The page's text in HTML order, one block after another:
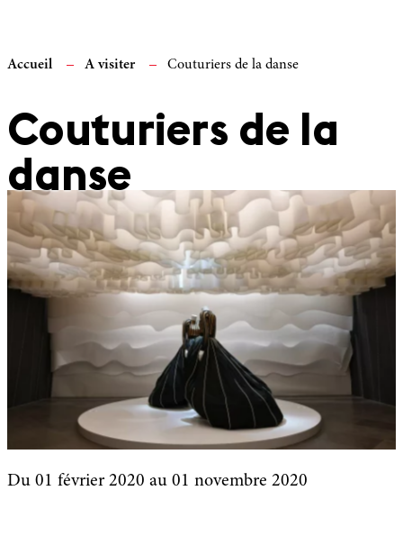
Accueil A visiter Couturiers de la danse
Couturiers de la
danse
Du 01 février 2020 au 01 novembre 2020